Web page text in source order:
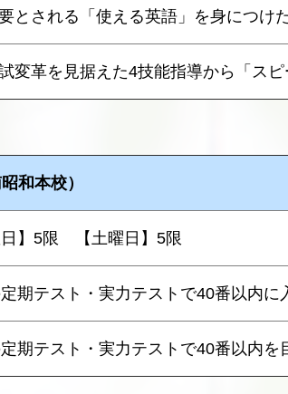
とされる「使える英語」を身につけ
変革を見据えた4技能指導から「ス
和本校）
日】5限 【土曜日】5限
期テスト・実力テストで40番以内に
期テスト・実力テストで40番以内を